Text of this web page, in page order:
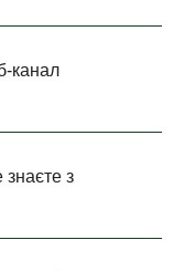
канал
знаєте з